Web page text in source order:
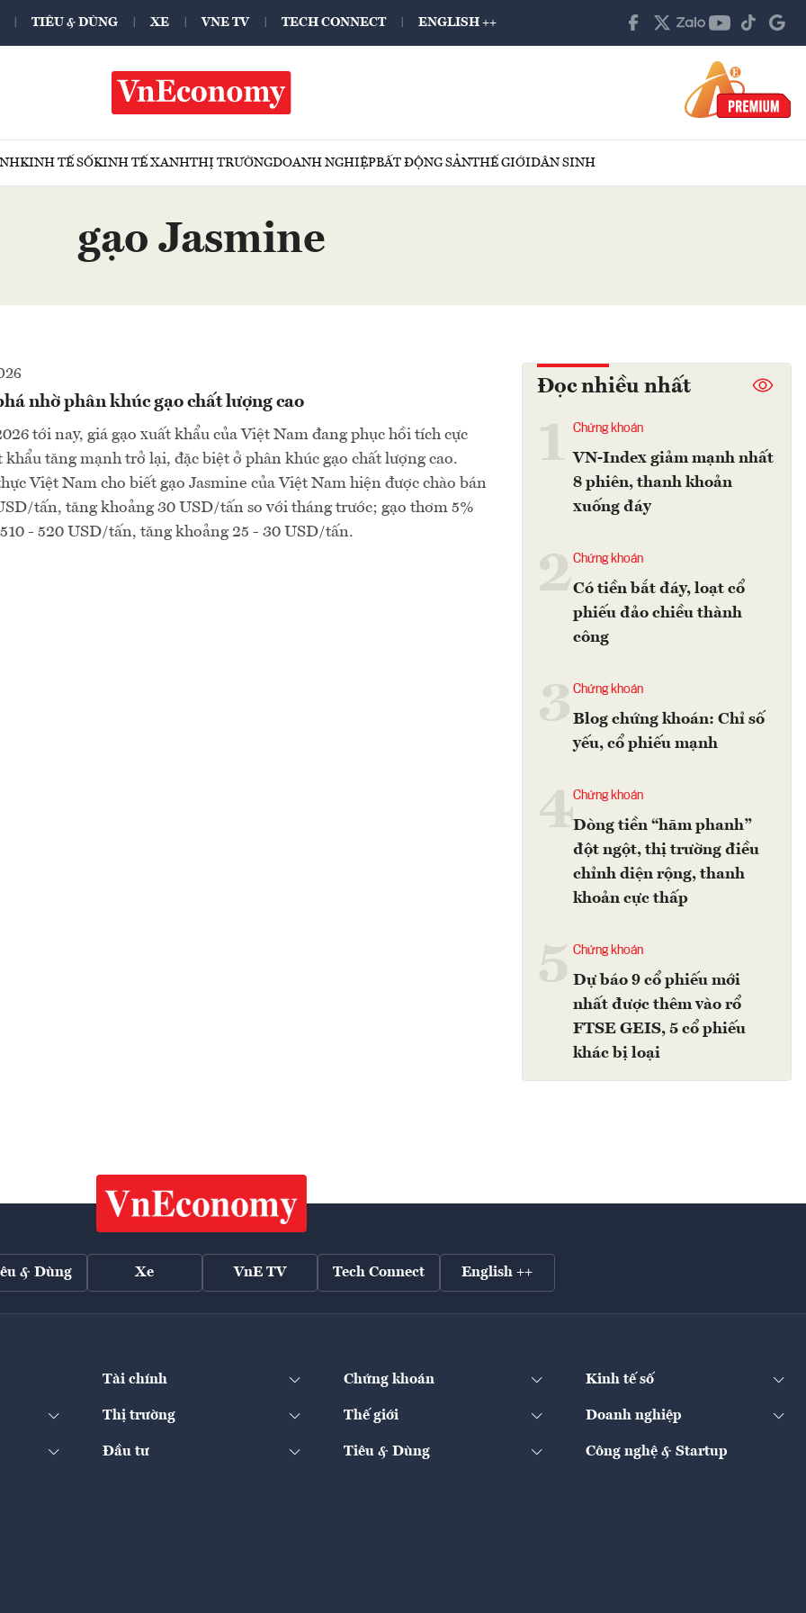
TIÊU & DÙNG XE VNE TV TECH CONNECT ENGLISH ++
KINH TẾ SỐKINH TẾ XANHTHỊ TRƯỜNGDOANH NGHIỆPBẤT ĐỘNG SẢNTHẾ GIỚIDÂN SINH
gạo Jasmine
nhờ phân khúc gạo chất lượng cao
tới nay, giá gạo xuất khẩu của Việt Nam đang phục hồi tích cực
khẩu tăng mạnh trở lại, đặc biệt ở phân khúc gạo chất lượng cao.
Việt Nam cho biết gạo Jasmine của Việt Nam hiện được chào bán
tấn, tăng khoảng 30 USD/tấn so với tháng trước; gạo thơm 5%
- 520 USD/tấn, tăng khoảng 25 - 30 USD/tấn.
Đọc nhiều nhất
Chứng khoán
VN-Index giảm mạnh nhất
8 phiên, thanh khoản
xuống đáy
2Chứng khoán
Có tiền bắt đáy, loạt cổ
phiếu đảo chiều thành
công
Chứng khoán
Blog chứng khoán: Chỉ số
yếu, cổ phiếu mạnh
4Chứng khoán
Dòng tiền “hãm phanh”
đột ngột, thị trường điều
chỉnh diện rộng, thanh
khoản cực thấp
Chứng khoán
Dự báo 9 cổ phiếu mới
nhất được thêm vào rổ
FTSE GEIS, 5 cổ phiếu
khác bị loại
& Dùng Xe VnE TV Tech Connect English ++
Tài chính Chứng khoán Kinh tế số
Thị trường Thế giới Doanh nghiệp
Đầu tư Tiêu & Dùng Công nghệ & Startup